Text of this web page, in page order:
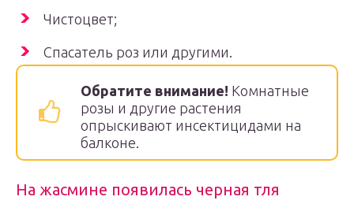
Чистоцвет;
Спасатель роз или другими.
Обратите внимание! Комнатные
розы и другие растения
опрыскивают инсектицидами на
балконе.
На жасмине появилась черная тля